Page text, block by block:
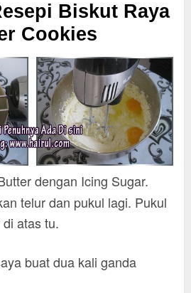
Biskut Raya
Cookies
dengan Icing Sugar.
telur dan pukul lagi. Pukul
atas tu.
buat dua kali ganda